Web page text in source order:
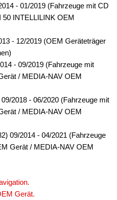
- 01/2019 (Fahrzeuge mit CD
50 INTELLILINK OEM
- 12/2019 (OEM Geräteträger
- 09/2019 (Fahrzeuge mit
/ MEDIA-NAV OEM
2018 - 06/2020 (Fahrzeuge mit
/ MEDIA-NAV OEM
09/2014 - 04/2021 (Fahrzeuge
Gerät / MEDIA-NAV OEM
Gerät.